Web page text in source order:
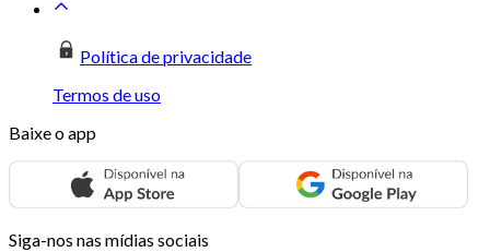
Política de privacidade
Termos de uso
Baixe o app
Siga-nos nas mídias sociais